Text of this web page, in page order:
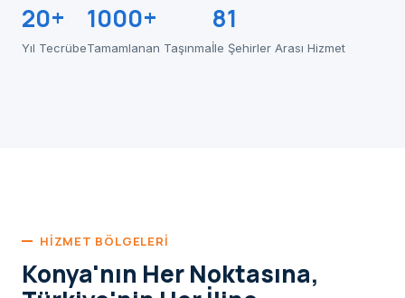
20+
Yıl Tecrübe
1000+
Tamamlanan Taşınma
81
İle Şehirler Arası Hizmet
HIZMET BÖLGELERI
Konya'nın Her Noktasına,